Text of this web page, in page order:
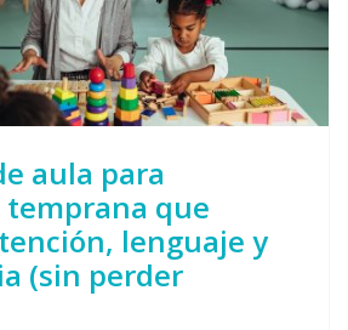
aula para
temprana que
lenguaje y
(sin perder